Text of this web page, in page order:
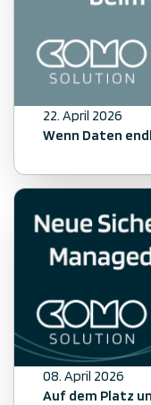
22. April 2026
Wenn Daten
08. April 2026
Auf dem Platz